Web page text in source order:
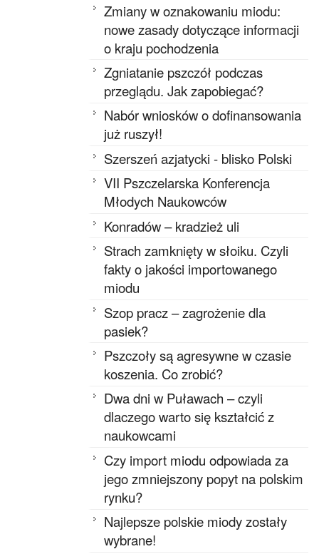
Zmiany w oznakowaniu miodu:
nowe zasady dotyczące informacji
o kraju pochodzenia
Zgniatanie pszczół podczas
przeglądu. Jak zapobiegać?
Nabór wniosków o dofinansowania
już ruszył!
Szerszeń azjatycki - blisko Polski
VII Pszczelarska Konferencja
Młodych Naukowców
Konradów – kradzież uli
Strach zamknięty w słoiku. Czyli
fakty o jakości importowanego
miodu
Szop pracz – zagrożenie dla
pasiek?
Pszczoły są agresywne w czasie
koszenia. Co zrobić?
Dwa dni w Puławach – czyli
dlaczego warto się kształcić z
naukowcami
Czy import miodu odpowiada za
jego zmniejszony popyt na polskim
rynku?
Najlepsze polskie miody zostały
wybrane!